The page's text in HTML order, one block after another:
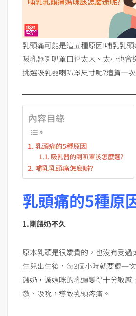
乳頭痛可能是這五種原因!哺乳乳
吸乳器喇叭罩口徑太大、太小也會
挑選吸乳器喇叭罩尺寸呢?這篇一
內容目錄
乳頭痛的5種原因
吸乳器的喇叭罩該怎麼選?
哺乳乳頭痛怎麼辦?
乳頭痛的5種原
1.剛餵奶不久
原本乳頭是很嬌貴的，也沒有受過
生兒出生後，每3個小時就要餵一
餵奶，讓媽咪的乳頭變得十分敏感
激、吸吮，導致乳頭疼痛。